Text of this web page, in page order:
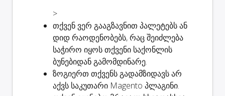
>
თქვენ ვერ გააგზავნით პალეტებს ან
დიდ რაოდენობებს, რაც შეიძლება
საჭირო იყოს თქვენი საქონლის
ბუნებიდან გამომდინარე.
ზოგიერთ თქვენს გადამზიდავს არ
აქვს საკუთარი Magento პლაგინი.